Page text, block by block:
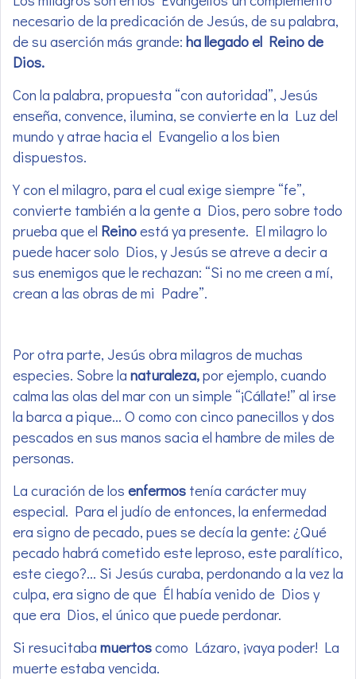
necesario de la predicación de Jesús, de su palabra,
de su aserción más grande: ha llegado el Reino de
Dios.
Con la palabra, propuesta “con autoridad”, Jesús
enseña, convence, ilumina, se convierte en la Luz del
mundo y atrae hacia el Evangelio a los bien
dispuestos.
Y con el milagro, para el cual exige siempre “fe”,
convierte también a la gente a Dios, pero sobre todo
prueba que el Reinoestá ya presente. El milagro lo
puede hacer solo Dios, y Jesús se atreve a decir a
sus enemigos que le rechazan: “Si no me creen a mí,
crean a las obras de mi Padre”.
Por otra parte, Jesús obra milagros de muchas
especies. Sobre la naturaleza,por ejemplo, cuando
calma las olas del mar con un simple “¡Cállate!” al irse
la barca a pique… O como con cinco panecillos y dos
pescados en sus manos sacia el hambre de miles de
personas.
La curación de los enfermos tenía carácter muy
especial. Para el judío de entonces, la enfermedad
era signo de pecado, pues se decía la gente: ¿Qué
pecado habrá cometido este leproso, este paralítico,
este ciego?… Si Jesús curaba, perdonando a la vez la
culpa, era signo de que Él había venido de Dios y
que era Dios, el único que puede perdonar.
Si resucitaba muertoscomo Lázaro, ¡vaya poder! La
muerte estaba vencida.